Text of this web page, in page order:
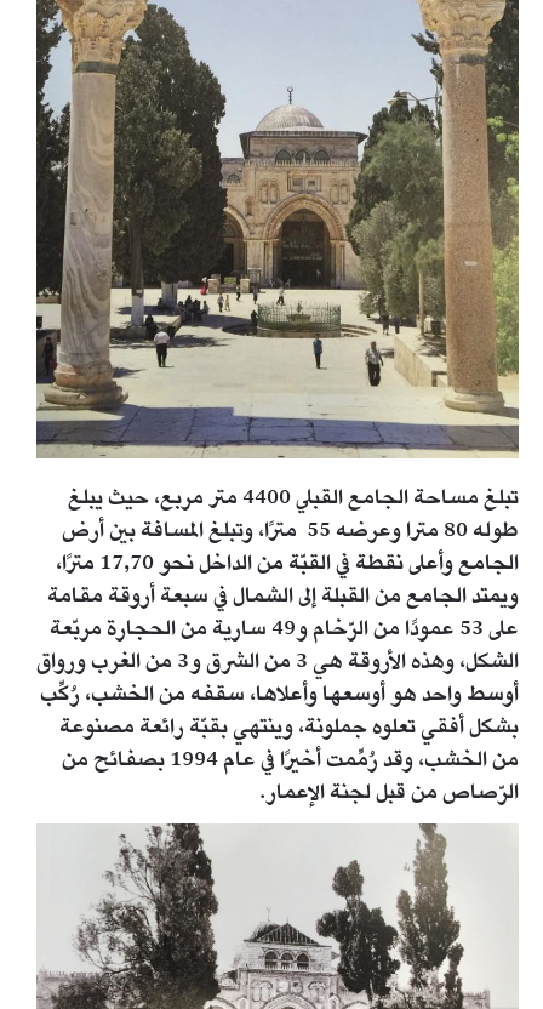
تبلغ مساحة الجامع القبلي 4400 متر مربع، حيث يبلغ
طوله 80 مترا وعرضه 55 مترًا، وتبلغ المسافة بين أرض
الجامع وأعلى نقطة في القبّة من الداخل نحو 17,70 مترًا،
ويمتد الجامع من القبلة إلى الشمال في سبعة أروقة مقامة
على 53 عمودًا من الرّخام و49 سارية من الحجارة مربّعة
الشكل، وهذه الأروقة هي 3 من الشرق و3 من الغرب ورواق
أوسط واحد هو أوسعها وأعلاها، سقفه من الخشب، رُكِّب
بشكل أفقي تعلوه جملونة، وينتهي بقبّة رائعة مصنوعة
من الخشب، وقد رُمِّمت أخيرًا في عام 1994 بصفائح من
الرّصاص من قبل لجنة الإعمار.